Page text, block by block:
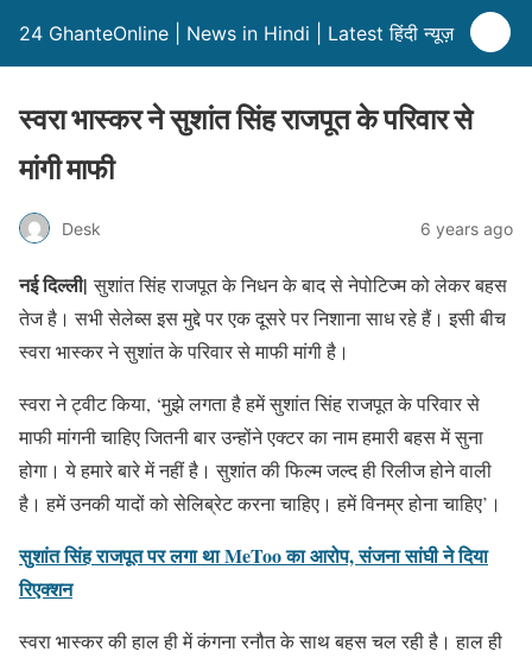
24 GhanteOnline | News in Hindi | Latest हिंदी न्यूज़
स्वरा भास्कर ने सुशांत सिंह राजपूत के परिवार से
मांगी माफी
Desk 6 years ago
नई दिल्ली|सुशांत सिंह राजपूत के निधन के बाद से नेपोटिज्म को लेकर बहस
तेज है। सभी सेलेब्स इस मुद्दे पर एक दूसरे पर निशाना साध रहे हैं। इसी बीच
स्वरा भास्कर ने सुशांत के परिवार से माफी मांगी है।
स्वरा ने ट्वीट किया, ‘मुझे लगता है हमें सुशांत सिंह राजपूत के परिवार से
माफी मांगनी चाहिए जितनी बार उन्होंने एक्टर का नाम हमारी बहस में सुना
होगा। ये हमारे बारे में नहीं है। सुशांत की फिल्म जल्द ही रिलीज होने वाली
है। हमें उनकी यादों को सेलिब्रेट करना चाहिए। हमें विनम्र होना चाहिए’।
सुशांत सिंह राजपूत पर लगा था MeToo का आरोप, संजना सांघी ने दिया
रिएक्शन
स्वरा भास्कर की हाल ही में कंगना रनौत के साथ बहस चल रही है। हाल ही